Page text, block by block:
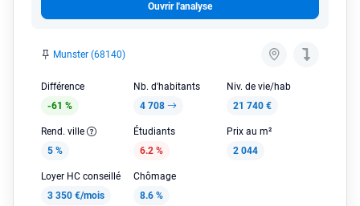
Ouvrir l'analyse
Munster (68140)
Différence
-61 %
Nb. d'habitants
4 708
Niv. de vie/hab
21 740 €
Rend. ville
5 %
Étudiants
6.2 %
Prix au m²
2 044
Loyer HC conseillé
3 350 €/mois
Chômage
8.6 %